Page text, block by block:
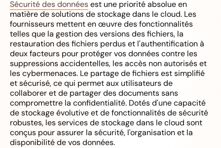
Sécurité des donnéesest une priorité absolue en
matière de solutions de stockage dans le cloud. Les
fournisseurs mettent en œuvre des fonctionnalités
telles que la gestion des versions des fichiers, la
restauration des fichiers perdus et l'authentification à
deux facteurs pour protéger vos données contre les
suppressions accidentelles, les accès non autorisés et
les cybermenaces. Le partage de fichiers est simplifié
et sécurisé, ce qui permet aux utilisateurs de
collaborer et de partager des documents sans
compromettre la confidentialité. Dotés d'une capacité
de stockage évolutive et de fonctionnalités de sécurité
robustes, les services de stockage dans le cloud sont
conçus pour assurer la sécurité, l'organisation et la
disponibilité de vos données.